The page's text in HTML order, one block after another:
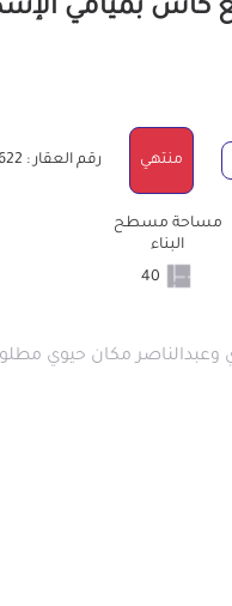
منتهي رقم العقار : 42622
مساحة مسطح
البناء